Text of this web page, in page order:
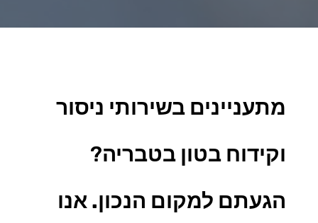
מתעניינים בשירותי ניסור
וקידוח בטון בטבריה?
הגעתם למקום הנכון. אנו